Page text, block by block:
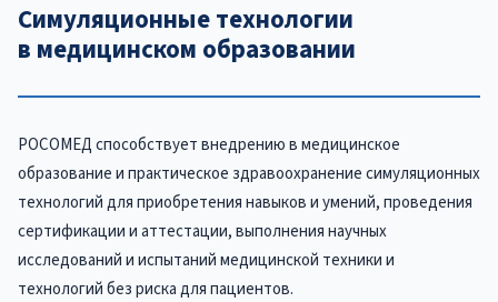
Симуляционные технологии
в медицинском образовании
РОСОМЕД способствует внедрению в медицинское
образование и практическое здравоохранение симуляционных
технологий для приобретения навыков и умений, проведения
сертификации и аттестации, выполнения научных
исследований и испытаний медицинской техники и
технологий без риска для пациентов.